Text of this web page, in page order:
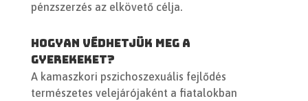
pénzszerzés az elkövető célja.
Hogyan védhetjük meg a
gyerekeket?
A kamaszkori pszichoszexuális fejlődés
természetes velejárójaként a fiatalokban